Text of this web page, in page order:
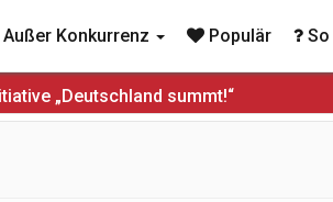
Außer Konkurrenz Populär
„Deutschland summt!“